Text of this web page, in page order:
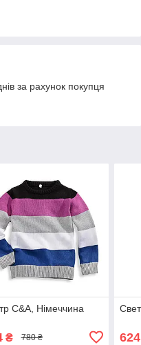
за рахунок покупця
С&А, Німеччина
₴ 780 ₴ 624